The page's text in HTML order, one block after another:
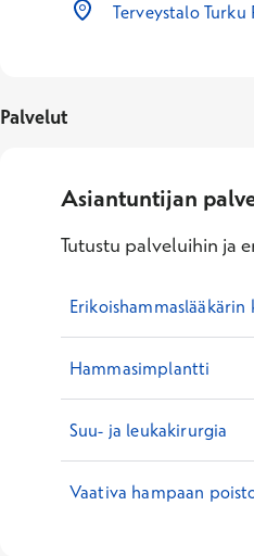
Terveystalo
Palvelut
Asiantuntijan
Tutustu palveluihin ja
Hammasimplantti
Suu- ja leukakirurgia
Vaativa hampaan